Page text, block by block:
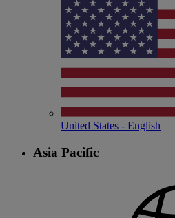
United States - English
Asia Pacific